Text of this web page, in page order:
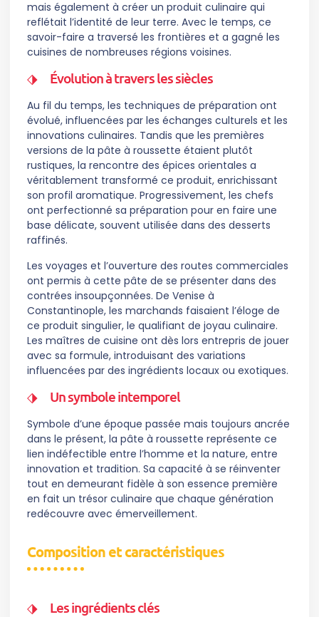
mais également à créer un produit culinaire qui
reflétait l’identité de leur terre. Avec le temps, ce
savoir-faire a traversé les frontières et a gagné les
cuisines de nombreuses régions voisines.
Évolution à travers les siècles
Au fil du temps, les techniques de préparation ont
évolué, influencées par les échanges culturels et les
innovations culinaires. Tandis que les premières
versions de la pâte à roussette étaient plutôt
rustiques, la rencontre des épices orientales a
véritablement transformé ce produit, enrichissant
son profil aromatique. Progressivement, les chefs
ont perfectionné sa préparation pour en faire une
base délicate, souvent utilisée dans des desserts
raffinés.
Les voyages et l’ouverture des routes commerciales
ont permis à cette pâte de se présenter dans des
contrées insoupçonnées. De Venise à
Constantinople, les marchands faisaient l’éloge de
ce produit singulier, le qualifiant de joyau culinaire.
Les maîtres de cuisine ont dès lors entrepris de jouer
avec sa formule, introduisant des variations
influencées par des ingrédients locaux ou exotiques.
Un symbole intemporel
Symbole d’une époque passée mais toujours ancrée
dans le présent, la pâte à roussette représente ce
lien indéfectible entre l’homme et la nature, entre
innovation et tradition. Sa capacité à se réinventer
tout en demeurant fidèle à son essence première
en fait un trésor culinaire que chaque génération
redécouvre avec émerveillement.
Composition et caractéristiques
Les ingrédients clés